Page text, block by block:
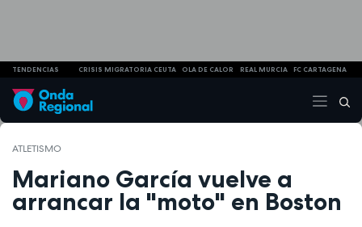
TENDENCIAS CRISIS MIGRATORIA CEUTA OLA DE CALOR REAL MURCIA FC CARTAGENA
ATLETISMO
Mariano García vuelve a
arrancar la "moto" en Boston